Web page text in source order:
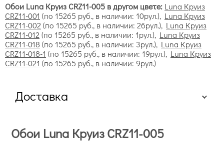
Обои Luna Круиз CRZ11-005 в другом цвете: Luna Круиз
CRZ11-001 (по 15265 руб., в наличии: 10рул.), Luna Круиз
CRZ11-002 (по 15265 руб., в наличии: 26рул.), Luna Круиз
CRZ11-012 (по 15265 руб., в наличии: 1рул.), Luna Круиз
CRZ11-018 (по 15265 руб., в наличии: 3рул.), Luna Круиз
CRZ11-018-1 (по 15265 руб., в наличии: 19рул.), Luna Круиз
CRZ11-021 (по 15265 руб., в наличии: 9рул.)
Доставка
Обои Luna Круиз CRZ11-005